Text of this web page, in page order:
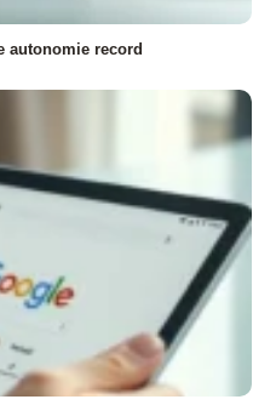
autonomie record